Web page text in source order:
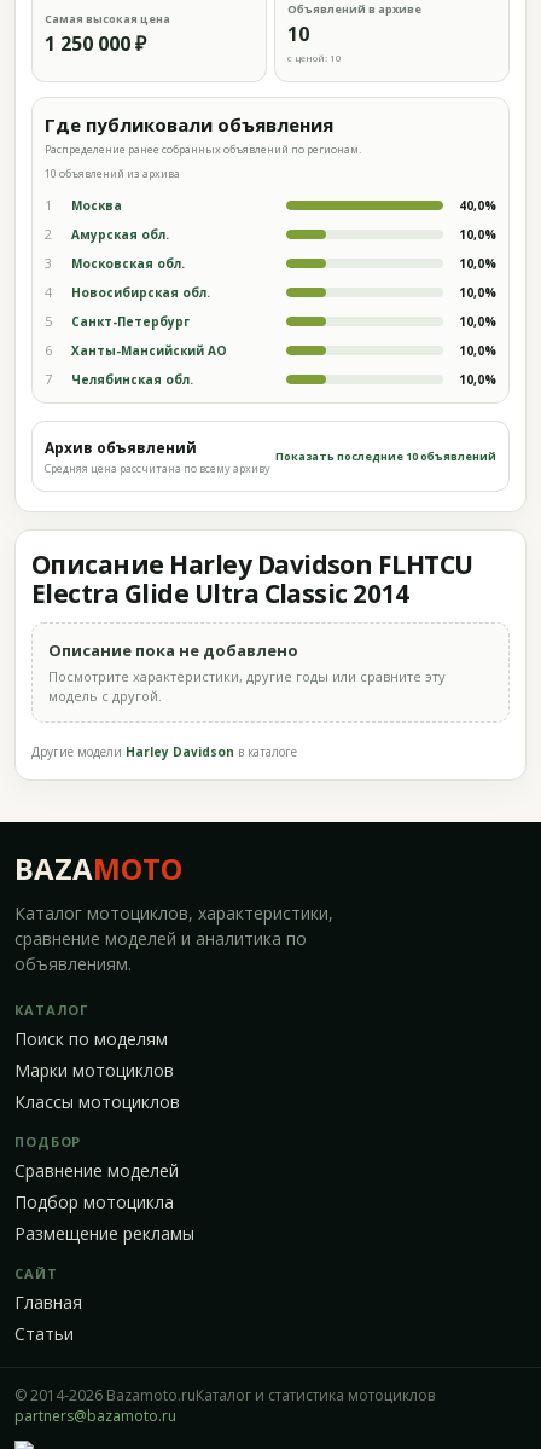
Самая высокая цена
1 250 000 ₽
Объявлений в архиве
10
с ценой: 10
Где публиковали объявления
Распределение ранее собранных объявлений по регионам.
10 объявлений из архива
1 Москва 40,0%
2 Амурская обл. 10,0%
3 Московская обл. 10,0%
4 Новосибирская обл. 10,0%
5 Санкт-Петербург 10,0%
6 Ханты-Мансийский АО 10,0%
7 Челябинская обл. 10,0%
Архив объявлений
Средняя цена рассчитана по всему архиву
Показать последние 10 объявлений
Описание Harley Davidson FLHTCU
Electra Glide Ultra Classic 2014
Описание пока не добавлено
Посмотрите характеристики, другие годы или сравните эту
модель с другой.
Другие модели Harley Davidson в каталоге
BAZAMOTO
Каталог мотоциклов, характеристики,
сравнение моделей и аналитика по
объявлениям.
КАТАЛОГ
Поиск по моделям
Марки мотоциклов
Классы мотоциклов
ПОДБОР
Сравнение моделей
Подбор мотоцикла
Размещение рекламы
САЙТ
Главная
Статьи
© 2014-2026 Bazamoto.ruКаталог и статистика мотоциклов
partners@bazamoto.ru